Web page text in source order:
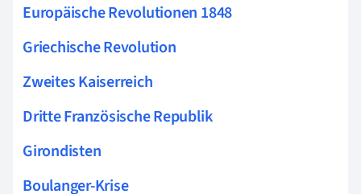
Europäische Revolutionen 1848
Griechische Revolution
Zweites Kaiserreich
Dritte Französische Republik
Girondisten
Boulanger-Krise